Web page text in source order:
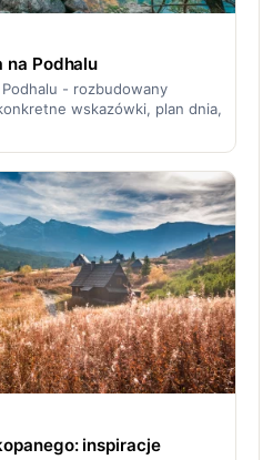
na Podhalu
- rozbudowany
wskazówki, plan dnia,
inspiracje